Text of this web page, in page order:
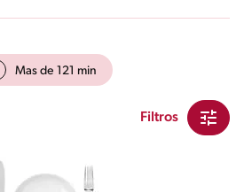
Mas de 121 min
Filtros